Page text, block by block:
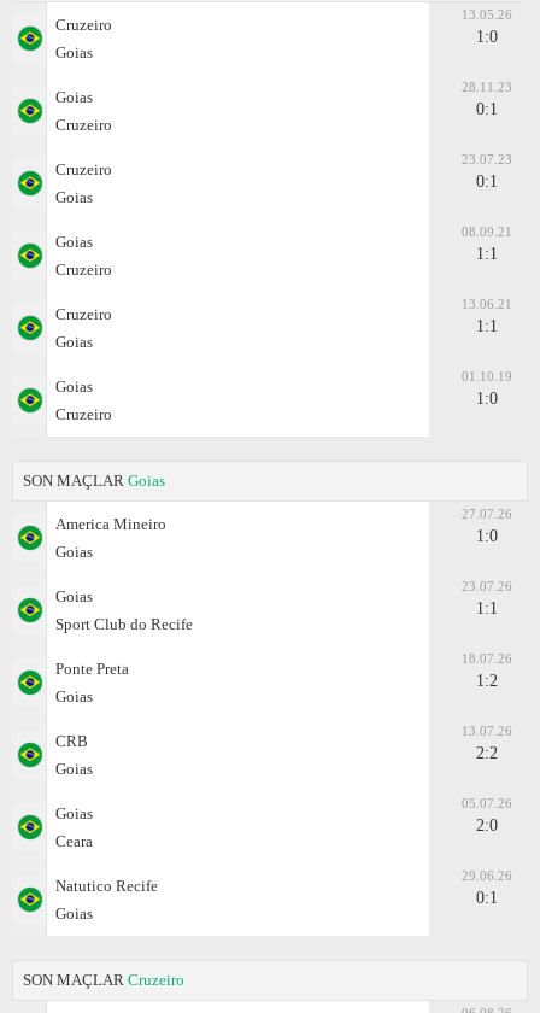
Cruzeiro
Goias
13.05.26
1:0
Goias
Cruzeiro
28.11.23
0:1
Cruzeiro
Goias
23.07.23
0:1
Goias
Cruzeiro
08.09.21
1:1
Cruzeiro
Goias
13.06.21
1:1
Goias
Cruzeiro
01.10.19
1:0
SON MAÇLAR Goias
Amеrica Mineiro
Goias
27.07.26
1:0
Goias
Sport Club do Recife
23.07.26
1:1
Ponte Preta
Goias
18.07.26
1:2
CRB
Goias
13.07.26
2:2
Goias
Ceara
05.07.26
2:0
Natutico Recife
Goias
29.06.26
0:1
SON MAÇLAR Cruzeiro